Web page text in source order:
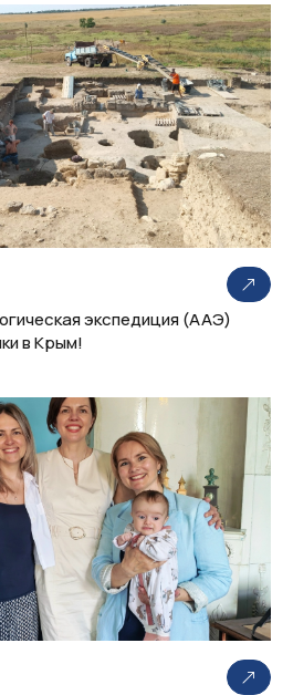
экспедиция (ААЭ)
в Крым!